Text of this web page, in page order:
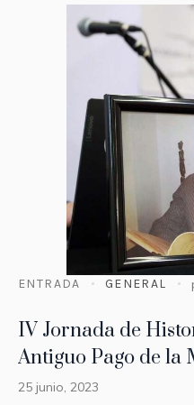
ENTRADA GENERAL
IV Jornada de
Antiguo Pago de la
25 junio, 2023